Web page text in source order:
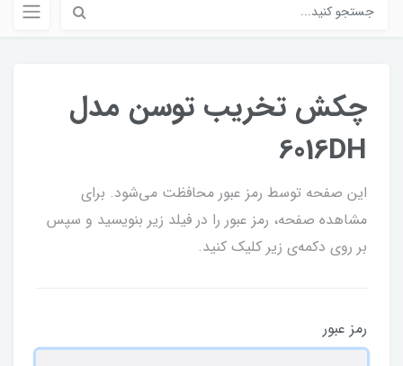
چکش تخریب توسن مدل
6016DH
این صفحه توسط رمز عبور محافظت می‌شود. برای
مشاهده صفحه، رمز عبور را در فیلد زیر بنویسید و سپس
بر روی دکمه‌ی زیر کلیک کنید.
رمز عبور